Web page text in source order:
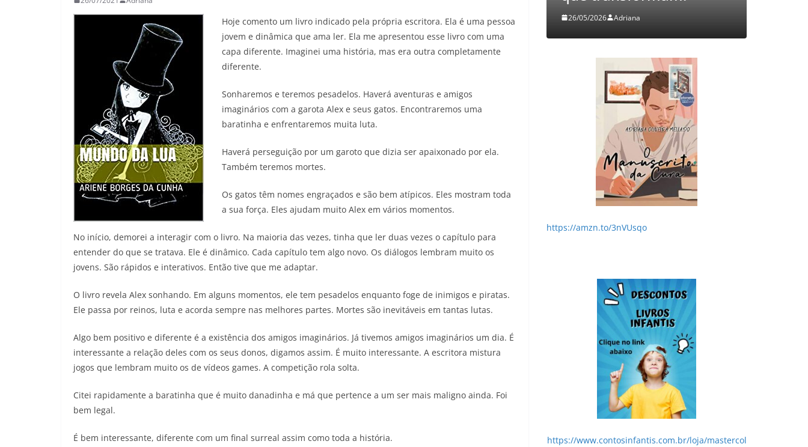
Hoje comento um livro indicado pela própria escritora. Ela é uma pessoa
jovem e dinâmica que ama ler. Ela me apresentou esse livro com uma
capa diferente. Imaginei uma história, mas era outra completamente
diferente.
Sonharemos e teremos pesadelos. Haverá aventuras e amigos
imaginários com a garota Alex e seus gatos. Encontraremos uma
baratinha e enfrentaremos muita luta.
Haverá perseguição por um garoto que dizia ser apaixonado por ela.
Também teremos mortes.
Os gatos têm nomes engraçados e são bem atípicos. Eles mostram toda
a sua força. Eles ajudam muito Alex em vários momentos.
No início, demorei a interagir com o livro. Na maioria das vezes, tinha que ler duas vezes o capítulo para
entender do que se tratava. Ele é dinâmico. Cada capítulo tem algo novo. Os diálogos lembram muito os
jovens. São rápidos e interativos. Então tive que me adaptar.
O livro revela Alex sonhando. Em alguns momentos, ele tem pesadelos enquanto foge de inimigos e piratas.
Ele passa por reinos, luta e acorda sempre nas melhores partes. Mortes são inevitáveis em tantas lutas.
Algo bem positivo e diferente é a existência dos amigos imaginários. Já tivemos amigos imaginários um dia. É
interessante a relação deles com os seus donos, digamos assim. É muito interessante. A escritora mistura
jogos que lembram muito os de vídeos games. A competição rola solta.
Citei rapidamente a baratinha que é muito danadinha e má que pertence a um ser mais maligno ainda. Foi
bem legal.
É bem interessante, diferente com um final surreal assim como toda a história.
29/05/2026 Adriana 28/05/2026 Adriana 26/05/2026 Adriana
https://amzn.to/3nVUsqo
https://www.contosinfantis.com.br/loja/mastercol